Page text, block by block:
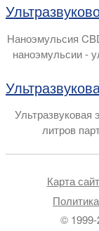
Наноэмульсия
наноэмульсии -
Ультразвуковая
литров
Карта
©